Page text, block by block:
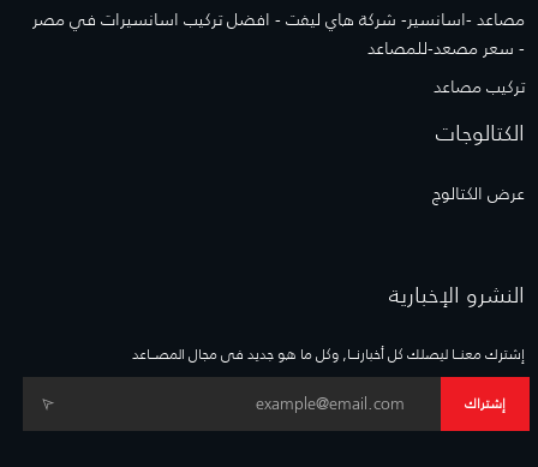
مصاعد -اسانسير- شركة هاي ليفت - افضل تركيب اسانسيرات في مصر
- سعر مصعد-للمصاعد
تركيب مصاعد
الكتالوجات
عرض الكتالوج
النشرو الإخبارية
إشترك معنــا ليصلك كل أخبارنــا, وكل ما هو جديد فى مجال المصــاعد